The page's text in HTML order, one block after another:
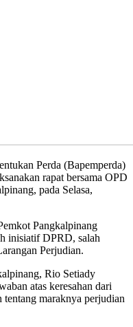
Perda (Bapemperda)
rapat bersama OPD
pada Selasa,
Pangkalpinang
inisiatif DPRD, salah
Perjudian.
Rio Setiady
atas keresahan dari
maraknya perjudian